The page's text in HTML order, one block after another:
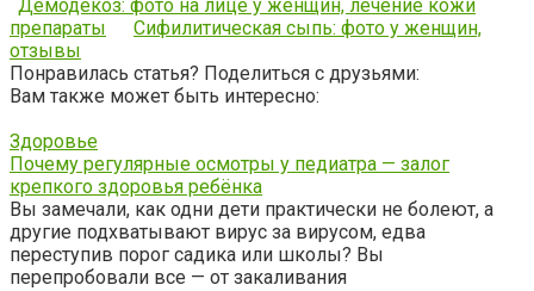
Демодекоз: фото на лице у женщин, лечение кожи
препараты
Сифилитическая сыпь: фото у женщин,
отзывы
Понравилась статья? Поделиться с друзьями:
Вам также может быть интересно:
Здоровье
Почему регулярные осмотры у педиатра — залог
крепкого здоровья ребёнка
Вы замечали, как одни дети практически не болеют, а
другие подхватывают вирус за вирусом, едва
переступив порог садика или школы? Вы
перепробовали все — от закаливания